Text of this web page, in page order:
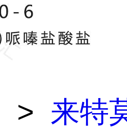
> 来特